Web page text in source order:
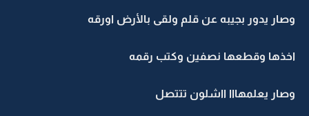
وصار يدور بجيبه عن قلم ولقى بالأرض اورقه
اخذها وقطعها نصفين وكتب رقمه
وصار يعلمهااا ااشلون تتتصل